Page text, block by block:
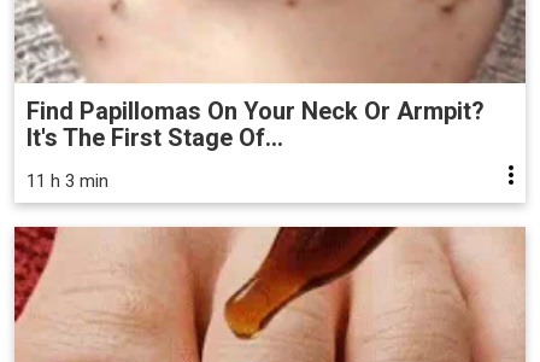
Find Papillomas On Your Neck Or Armpit?
It's The First Stage Of...
11 h 3 min